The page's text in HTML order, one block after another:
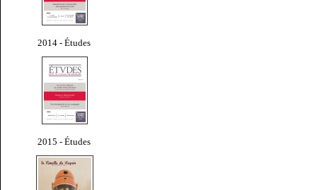
2014 - Études
2015 - Études